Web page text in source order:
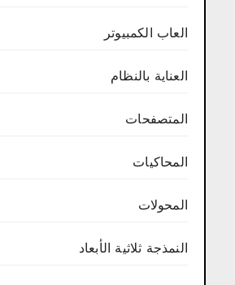
العاب الكمبيوتر
العناية بالنظام
المتصفحات
المحاكيات
المحولات
النمذجة ثلاثية الأبعاد